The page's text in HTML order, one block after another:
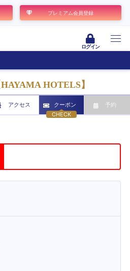
プレミアム会員登録
ログイン
HOTELS】
アクセス
CHECK
クーポン 予約